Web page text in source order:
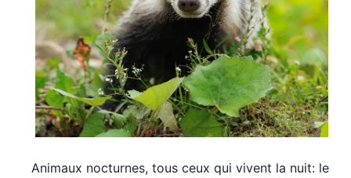
Animaux nocturnes, tous ceux qui vivent la nuit: le